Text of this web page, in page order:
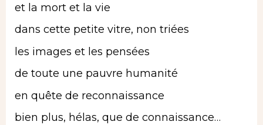
et la mort et la vie
dans cette petite vitre, non triées
les images et les pensées
de toute une pauvre humanité
en quête de reconnaissance
bien plus, hélas, que de connaissance…